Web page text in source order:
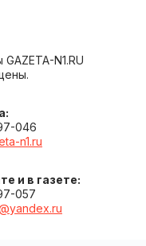
N1.RU
046
n1.ru
и в газете:
057